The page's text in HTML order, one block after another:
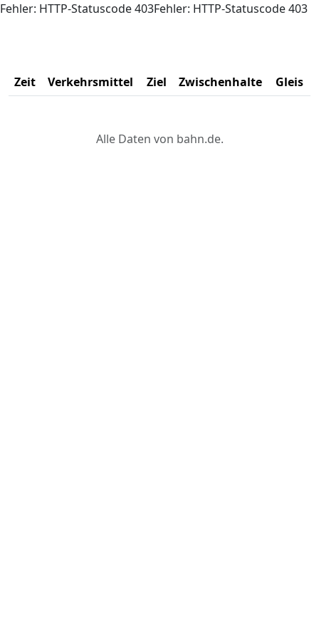
Fehler: HTTP-Statuscode 403Fehler: HTTP-Statuscode 403
Zeit Verkehrsmittel Ziel Zwischenhalte Gleis
Alle Daten von bahn.de.